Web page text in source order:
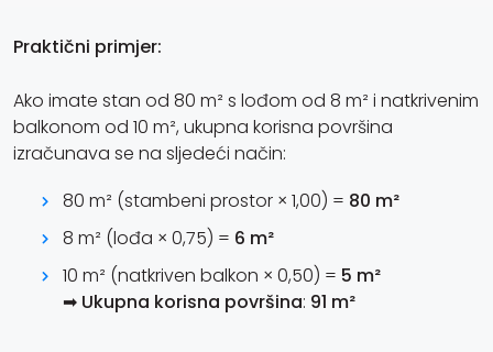
Praktični primjer:
Ako imate stan od 80 m² s lođom od 8 m² i natkrivenim
balkonom od 10 m², ukupna korisna površina
izračunava se na sljedeći način:
80 m² (stambeni prostor × 1,00) = 80 m²
8 m² (lođa × 0,75) = 6 m²
10 m² (natkriven balkon × 0,50) = 5 m²
➡ Ukupna korisna površina: 91 m²